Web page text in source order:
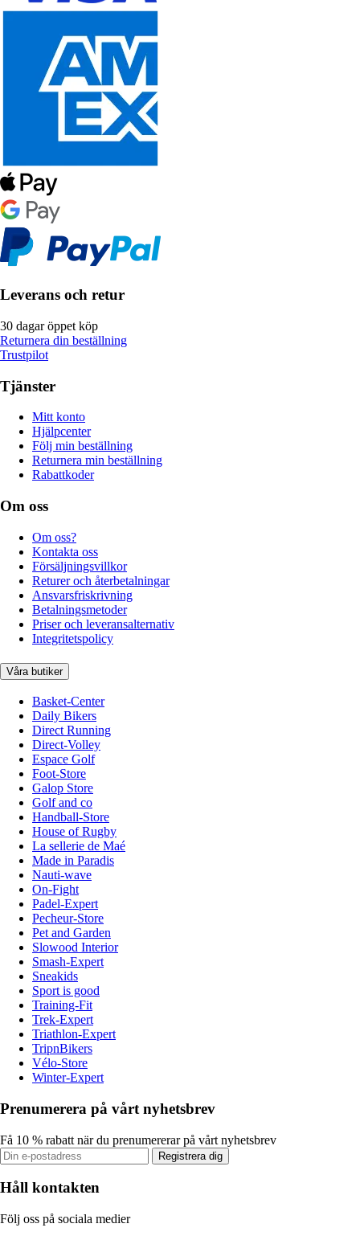
Leverans och retur
30 dagar öppet köp
Returnera din beställning
Trustpilot
Tjänster
Mitt konto
Hjälpcenter
Följ min beställning
Returnera min beställning
Rabattkoder
Om oss
Om oss?
Kontakta oss
Försäljningsvillkor
Returer och återbetalningar
Ansvarsfriskrivning
Betalningsmetoder
Priser och leveransalternativ
Integritetspolicy
Våra butiker
Basket-Center
Daily Bikers
Direct Running
Direct-Volley
Espace Golf
Foot-Store
Galop Store
Golf and co
Handball-Store
House of Rugby
La sellerie de Maé
Made in Paradis
Nauti-wave
On-Fight
Padel-Expert
Pecheur-Store
Pet and Garden
Slowood Interior
Smash-Expert
Sneakids
Sport is good
Training-Fit
Trek-Expert
Triathlon-Expert
TripnBikers
Vélo-Store
Winter-Expert
Prenumerera på vårt nyhetsbrev
Få 10 % rabatt när du prenumererar på vårt nyhetsbrev
Registrera dig
Håll kontakten
Följ oss på sociala medier